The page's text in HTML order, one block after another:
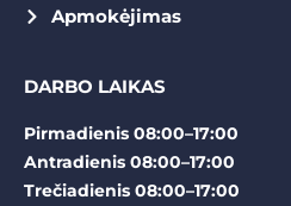
Apmokėjimas
DARBO LAIKAS
Pirmadienis 08:00–17:00
Antradienis 08:00–17:00
Trečiadienis 08:00–17:00